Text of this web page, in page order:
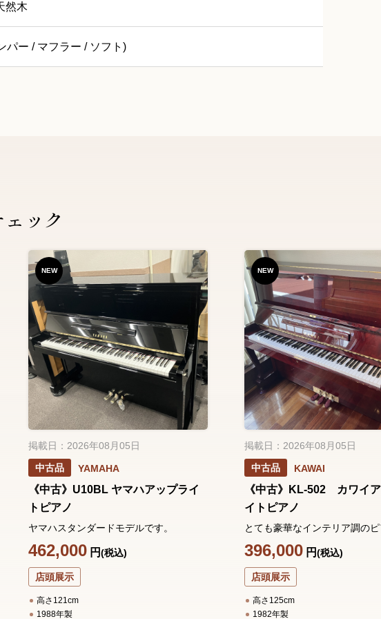
然木
パー / マフラー / ソフト)
ック
NEW
掲載日：2026年08月05日
中古品
YAMAHA
《中古》U10BL ヤマハアップライ
トピアノ
ヤマハスタンダードモデルです。
462,000 円(税込)
店頭展示
高さ121cm
1988年製
NEW
掲載日：2026年08月05日
中古品
KAWAI
《中古》KL-502 カワイ
イトピアノ
とても豪華なインテリア調の
396,000 円(税込)
店頭展示
高さ125cm
1982年製